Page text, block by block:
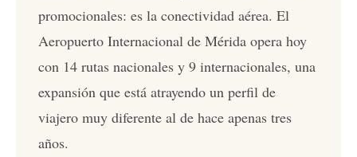
promocionales: es la conectividad aérea. El
Aeropuerto Internacional de Mérida opera hoy
con 14 rutas nacionales y 9 internacionales, una
expansión que está atrayendo un perfil de
viajero muy diferente al de hace apenas tres
años.